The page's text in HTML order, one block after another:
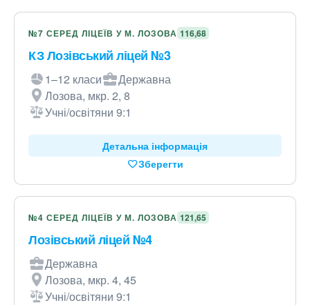
№7 СЕРЕД ЛІЦЕЇВ У М. ЛОЗОВА 116,68
КЗ Лозівський ліцей №3
1–12 класи
Державна
Лозова, мкр. 2, 8
Учні/освітяни 9:1
Детальна інформація
Зберегти
№4 СЕРЕД ЛІЦЕЇВ У М. ЛОЗОВА 121,65
Лозівський ліцей №4
Державна
Лозова, мкр. 4, 45
Учні/освітяни 9:1